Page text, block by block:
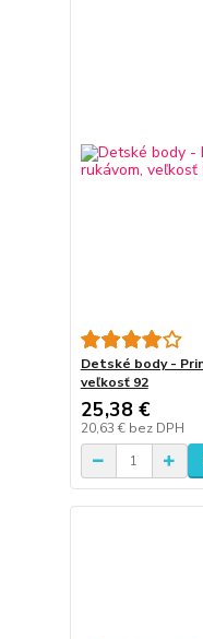
Detské body -
veľkosť 92
25,38 €
20,63 € bez DPH